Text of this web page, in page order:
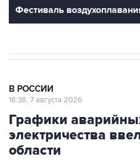
Фестиваль
В РОССИИ
18:38, 7 августа 2026
Графики
электричества
области